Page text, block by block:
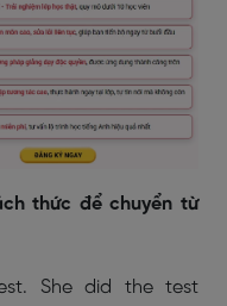
thức để chuyển từ
She did the test